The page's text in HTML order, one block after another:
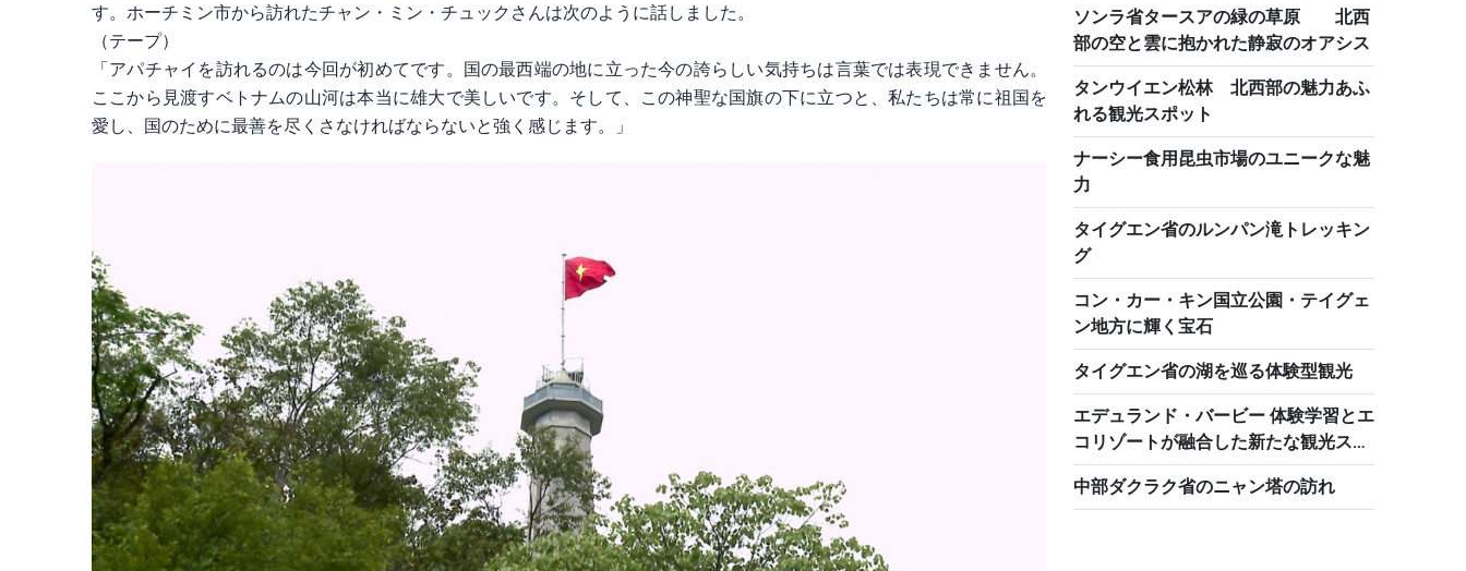
す。ホーチミン市から訪れたチャン・ミン・チュックさんは次のように話しました。
（テープ）
「アパチャイを訪れるのは今回が初めてです。国の最西端の地に立った今の誇らしい気持ちは言葉では表現できません。
ここから見渡すベトナムの山河は本当に雄大で美しいです。そして、この神聖な国旗の下に立つと、私たちは常に祖国を
愛し、国のために最善を尽くさなければならないと強く感じます。」
ソンラ省タースアの緑の草原 北西
部の空と雲に抱かれた静寂のオアシス
タンウイエン松林 北西部の魅力あふ
れる観光スポット
ナーシー食用昆虫市場のユニークな魅
力
タイグエン省のルンパン滝トレッキン
グ
コン・カー・キン国立公園・テイグェ
ン地方に輝く宝石
タイグエン省の湖を巡る体験型観光
エデュランド・バービー 体験学習とエ
コリゾートが融合した新たな観光スポ
ット
中部ダクラク省のニャン塔の訪れ